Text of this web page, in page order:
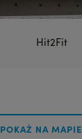
Hit2Fit
POKAŻ NA MAPIE